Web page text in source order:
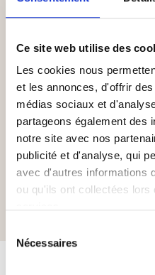
Ce site web utilise des
Les cookies nous
et les annonces, d'offrir
médias sociaux et
partageons également des
notre site avec nos
publicité et d'analyse, qui
avec d'autres informations
ou qu'ils ont collectées lors
Nécessaires
Bathroom facilities:
• Équipements
et WC
• Sèche-cheveux
Extra Services:
• Internet sans fil ou
• Peignoirs et
• Service d’appel de réveil